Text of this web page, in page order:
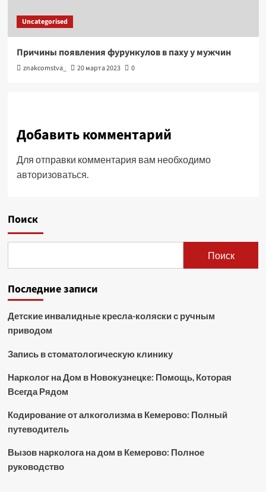
Uncategorised
Причины появления фурункулов в паху у мужчин
znakcomstva_ 20 марта 2023 0
Добавить комментарий
Для отправки комментария вам необходимо
авторизоваться.
Поиск
Поиск
Последние записи
Детские инвалидные кресла-коляски с ручным
приводом
Запись в стоматологическую клинику
Нарколог на Дом в Новокузнецке: Помощь, Которая
Всегда Рядом
Кодирование от алкоголизма в Кемерово: Полный
путеводитель
Вызов нарколога на дом в Кемерово: Полное
руководство